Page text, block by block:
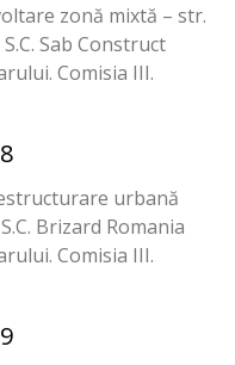
zonă mixtă – str.
Sab Construct
Comisia III.
urbană
Brizard Romania
Comisia III.